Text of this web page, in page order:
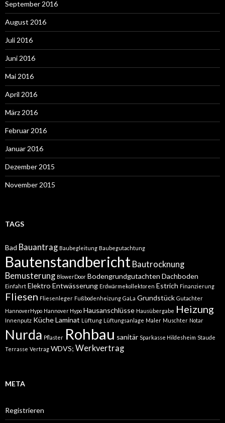
September 2016
August 2016
Juli 2016
Juni 2016
Mai 2016
April 2016
März 2016
Februar 2016
Januar 2016
Dezember 2015
November 2015
TAGS
Bad Bauantrag Baubegleitung Baubegutachtung
Bautenstandbericht Bautrocknung
Bemusterung BlowerDoor Bodengrundgutachten Dachboden
Einfahrt Elektro Entwässerung Erdwärmekollektoren Estrich Finanzierung
Fliesen Fliesenleger Fußbodenheizung GaLa Grundstück Gutachter
HannoverHypo Hannover Hypo Hausanschlüsse Hausübergabe Heizung
Innenputz KücheLaminat Lüftung Lüftungsanlage Maler Muschter Notar
Nurda Pflaster Rohbau sanitär Sparkasse Hildesheim Staude
Terrasse Vertrag WDVS; Werkvertrag
META
Registrieren